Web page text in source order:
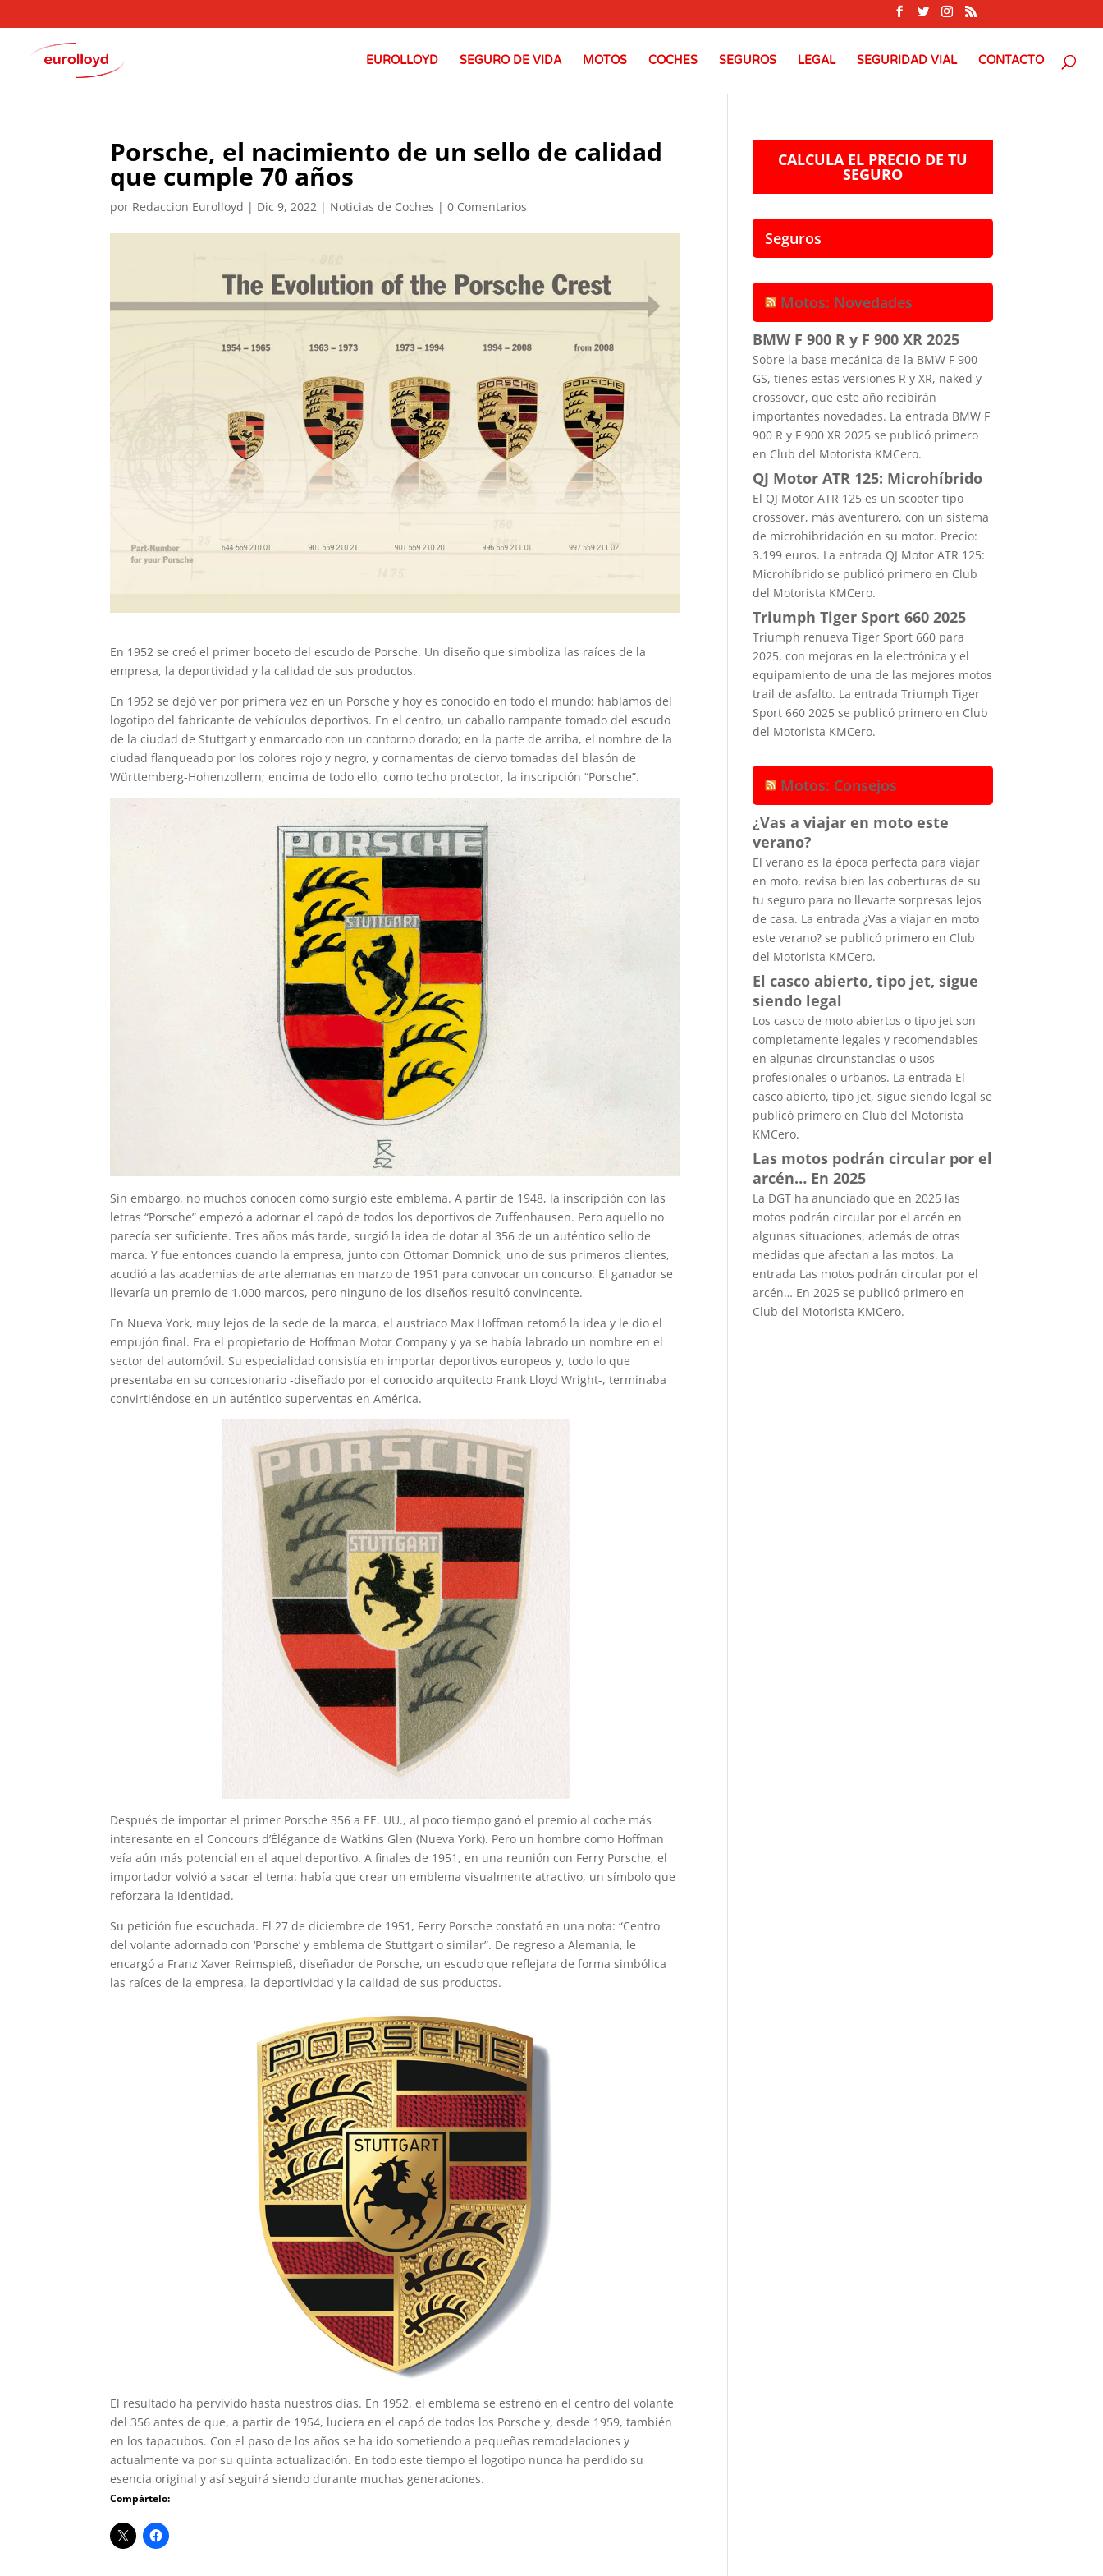
EUROLLOYD SEGURO DE VIDA MOTOS COCHES SEGUROS LEGAL SEGURIDAD VIAL CONTACTO
Porsche, el nacimiento de un sello de calidad
que cumple 70 años
por Redaccion Eurolloyd | Dic 9, 2022 | Noticias de Coches |0 Comentarios
En 1952 se creó el primer boceto del escudo de Porsche. Un diseño que simboliza las raíces de la
empresa, la deportividad y la calidad de sus productos.
En 1952 se dejó ver por primera vez en un Porsche y hoy es conocido en todo el mundo: hablamos del
logotipo del fabricante de vehículos deportivos. En el centro, un caballo rampante tomado del escudo
de la ciudad de Stuttgart y enmarcado con un contorno dorado; en la parte de arriba, el nombre de la
ciudad flanqueado por los colores rojo y negro, y cornamentas de ciervo tomadas del blasón de
Württemberg-Hohenzollern; encima de todo ello, como techo protector, la inscripción “Porsche”.
Sin embargo, no muchos conocen cómo surgió este emblema. A partir de 1948, la inscripción con las
letras “Porsche” empezó a adornar el capó de todos los deportivos de Zuffenhausen. Pero aquello no
parecía ser suficiente. Tres años más tarde, surgió la idea de dotar al 356 de un auténtico sello de
marca. Y fue entonces cuando la empresa, junto con Ottomar Domnick, uno de sus primeros clientes,
acudió a las academias de arte alemanas en marzo de 1951 para convocar un concurso. El ganador se
llevaría un premio de 1.000 marcos, pero ninguno de los diseños resultó convincente.
En Nueva York, muy lejos de la sede de la marca, el austriaco Max Hoffman retomó la idea y le dio el
empujón final. Era el propietario de Hoffman Motor Company y ya se había labrado un nombre en el
sector del automóvil. Su especialidad consistía en importar deportivos europeos y, todo lo que
presentaba en su concesionario -diseñado por el conocido arquitecto Frank Lloyd Wright-, terminaba
convirtiéndose en un auténtico superventas en América.
Después de importar el primer Porsche 356 a EE. UU., al poco tiempo ganó el premio al coche más
interesante en el Concours d’Élégance de Watkins Glen (Nueva York). Pero un hombre como Hoffman
veía aún más potencial en el aquel deportivo. A finales de 1951, en una reunión con Ferry Porsche, el
importador volvió a sacar el tema: había que crear un emblema visualmente atractivo, un símbolo que
reforzara la identidad.
Su petición fue escuchada. El 27 de diciembre de 1951, Ferry Porsche constató en una nota: “Centro
del volante adornado con ‘Porsche’ y emblema de Stuttgart o similar”. De regreso a Alemania, le
encargó a Franz Xaver Reimspieß, diseñador de Porsche, un escudo que reflejara de forma simbólica
las raíces de la empresa, la deportividad y la calidad de sus productos.
El resultado ha pervivido hasta nuestros días. En 1952, el emblema se estrenó en el centro del volante
del 356 antes de que, a partir de 1954, luciera en el capó de todos los Porsche y, desde 1959, también
en los tapacubos. Con el paso de los años se ha ido sometiendo a pequeñas remodelaciones y
actualmente va por su quinta actualización. En todo este tiempo el logotipo nunca ha perdido su
esencia original y así seguirá siendo durante muchas generaciones.
Compártelo:
CALCULA EL PRECIO DE TU
SEGURO
Seguros
Motos: Novedades
BMW F 900 R y F 900 XR 2025
Sobre la base mecánica de la BMW F 900
GS, tienes estas versiones R y XR, naked y
crossover, que este año recibirán
importantes novedades. La entrada BMW F
900 R y F 900 XR 2025 se publicó primero
en Club del Motorista KMCero.
QJ Motor ATR 125: Microhíbrido
El QJ Motor ATR 125 es un scooter tipo
crossover, más aventurero, con un sistema
de microhibridación en su motor. Precio:
3.199 euros. La entrada QJ Motor ATR 125:
Microhíbrido se publicó primero en Club
del Motorista KMCero.
Triumph Tiger Sport 660 2025
Triumph renueva Tiger Sport 660 para
2025, con mejoras en la electrónica y el
equipamiento de una de las mejores motos
trail de asfalto. La entrada Triumph Tiger
Sport 660 2025 se publicó primero en Club
del Motorista KMCero.
Motos: Consejos
¿Vas a viajar en moto este
verano?
El verano es la época perfecta para viajar
en moto, revisa bien las coberturas de su
tu seguro para no llevarte sorpresas lejos
de casa. La entrada ¿Vas a viajar en moto
este verano? se publicó primero en Club
del Motorista KMCero.
El casco abierto, tipo jet, sigue
siendo legal
Los casco de moto abiertos o tipo jet son
completamente legales y recomendables
en algunas circunstancias o usos
profesionales o urbanos. La entrada El
casco abierto, tipo jet, sigue siendo legal se
publicó primero en Club del Motorista
KMCero.
Las motos podrán circular por el
arcén… En 2025
La DGT ha anunciado que en 2025 las
motos podrán circular por el arcén en
algunas situaciones, además de otras
medidas que afectan a las motos. La
entrada Las motos podrán circular por el
arcén… En 2025 se publicó primero en
Club del Motorista KMCero.